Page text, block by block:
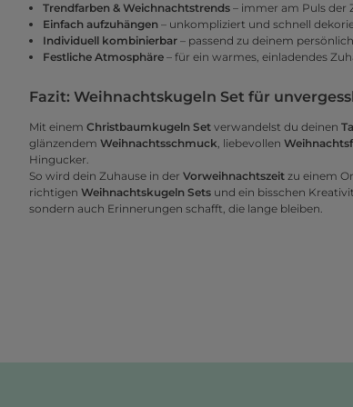
Trendfarben & Weichnachtstrends – immer am Puls der
Einfach aufzuhängen – unkompliziert und schnell
Individuell kombinierbar – passend zu deinem
Festliche Atmosphäre – für ein warmes, einladendes
Fazit: Weihnachtskugeln Set für
Mit einem Christbaumkugeln Set verwandelst du deinen
glänzendem Weihnachtsschmuck , liebevollen
Hingucker.
So wird dein Zuhause in der Vorweihnachtszeit zu einem
richtigen Weihnachtskugeln Sets und ein bisschen
sondern auch Erinnerungen schafft, die lange bleiben.